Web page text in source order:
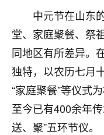
中元节在山东
堂、家庭聚餐、祭
同地区有所差异。
独特，以农历七月
“家庭聚餐”等仪式
至今已有400余年传
送、聚”五环节仪。
卦，认识老
17分钟前 来自湖北
心若莲花
我是做餐饮的
一家，要么生
家底快败光了，
回事？